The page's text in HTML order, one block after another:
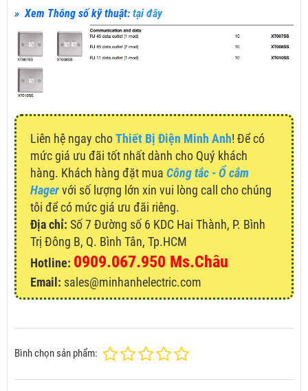
» Xem Thông số kỹ thuật: tại đây
Liên hệ ngay choThiết Bị Điện Minh Anh! Để có
mức giá ưu đãi tốt nhất dành cho Quý khách
hàng. Khách hàng đặt mua Công tắc - Ổ cắm
Hagervới số lượng lớn xin vui lòng call cho chúng
tôi để có mức giá ưu đãi riêng.
Địa chỉ: Số 7 Đường số 6 KDC Hai Thành, P. Bình
Trị Đông B, Q. Bình Tân, Tp.HCM
Hotline: 0909.067.950 Ms.Châu
Email: sales@minhanhelectric.com
Bình chọn sản phẩm: